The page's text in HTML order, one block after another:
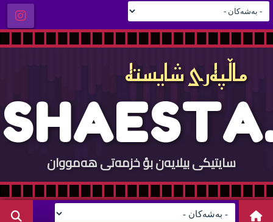
ماڵپه‌ری شایسته‌
SHAESTA.
سایتيكی بيلایه‌ن بؤ خزمه‌تی هه‌مووان